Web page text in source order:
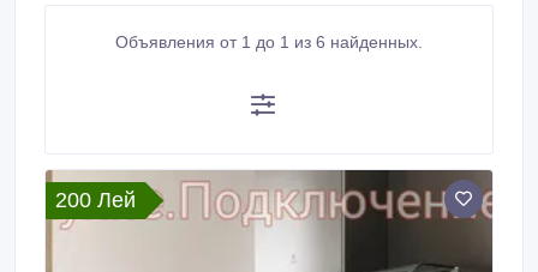
Объявления от 1 до 1 из 6 найденных.
200 Лей